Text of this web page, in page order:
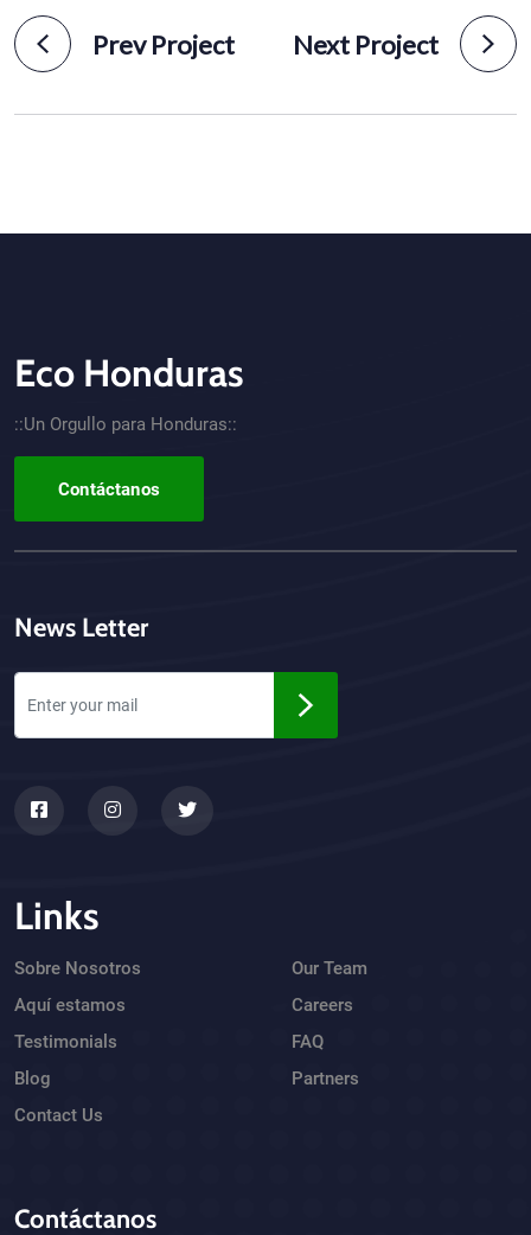
Prev Project Next Project
CTA - Footer
Eco Honduras
::Un Orgullo para Honduras::
Contáctanos
News Letter
Links
Sobre Nosotros
Aquí estamos
Testimonials
Blog
Contact Us
Our Team
Careers
FAQ
Partners
Contáctanos